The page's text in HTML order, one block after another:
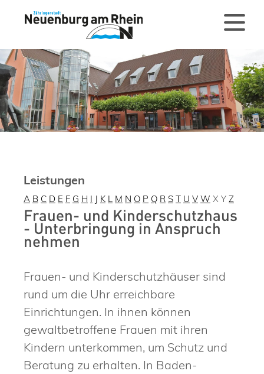
Leistungen
A B C D E F G H I J K L M N O P Q R S T U V W X Y Z
Frauen- und Kinderschutzhaus
- Unterbringung in Anspruch
nehmen
Frauen- und Kinderschutzhäuser sind
rund um die Uhr erreichbare
Einrichtungen. In ihnen können
gewaltbetroffene Frauen mit ihren
Kindern unterkommen, um Schutz und
Beratung zu erhalten. In Baden-